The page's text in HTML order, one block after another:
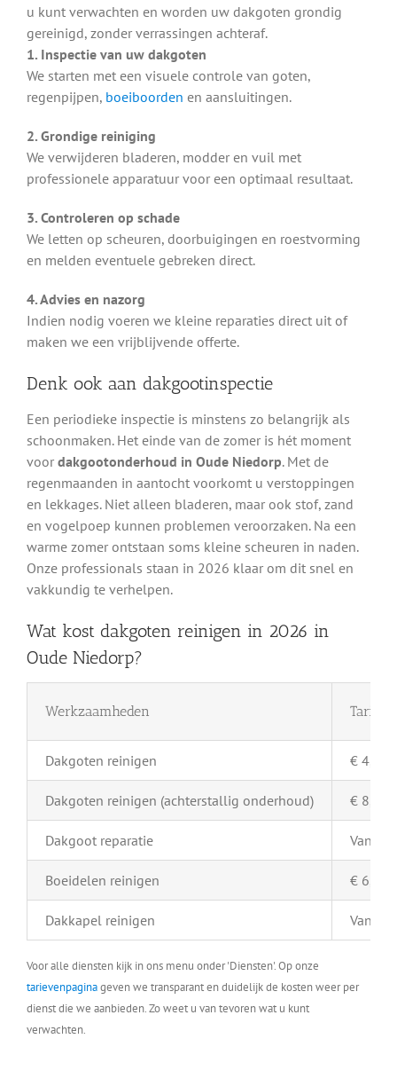
u kunt verwachten en worden uw dakgoten grondig
gereinigd, zonder verrassingen achteraf.
1. Inspectie van uw dakgoten
We starten met een visuele controle van goten,
regenpijpen, boeiboorden en aansluitingen.
2. Grondige reiniging
We verwijderen bladeren, modder en vuil met
professionele apparatuur voor een optimaal resultaat.
3. Controleren op schade
We letten op scheuren, doorbuigingen en roestvorming
en melden eventuele gebreken direct.
4. Advies en nazorg
Indien nodig voeren we kleine reparaties direct uit of
maken we een vrijblijvende offerte.
Denk ook aan dakgootinspectie
Een periodieke inspectie is minstens zo belangrijk als
schoonmaken. Het einde van de zomer is hét moment
voor dakgootonderhoud in Oude Niedorp. Met de
regenmaanden in aantocht voorkomt u verstoppingen
en lekkages. Niet alleen bladeren, maar ook stof, zand
en vogelpoep kunnen problemen veroorzaken. Na een
warme zomer ontstaan soms kleine scheuren in naden.
Onze professionals staan in 2026 klaar om dit snel en
vakkundig te verhelpen.
Wat kost dakgoten reinigen in 2026 in
Oude Niedorp?
Werkzaamheden Tarief
Dakgoten reinigen € 4,-
Dakgoten reinigen (achterstallig onderhoud) € 8,-
Dakgoot reparatie Vanaf
Boeidelen reinigen € 6,-
Dakkapel reinigen Vanaf
Voor alle diensten kijk in ons menu onder 'Diensten'. Op onze
tarievenpaginageven we transparant en duidelijk de kosten weer per
dienst die we aanbieden. Zo weet u van tevoren wat u kunt
verwachten.